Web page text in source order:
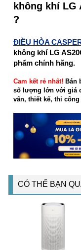
không khí LG
?
ĐIỀU HÒA
không khí LG
phẩm chính hãng.
Cam kết rẻ nhất! Bán
số lượng lớn với giá
vấn, thiết kế, thi
CÓ THỂ BẠN